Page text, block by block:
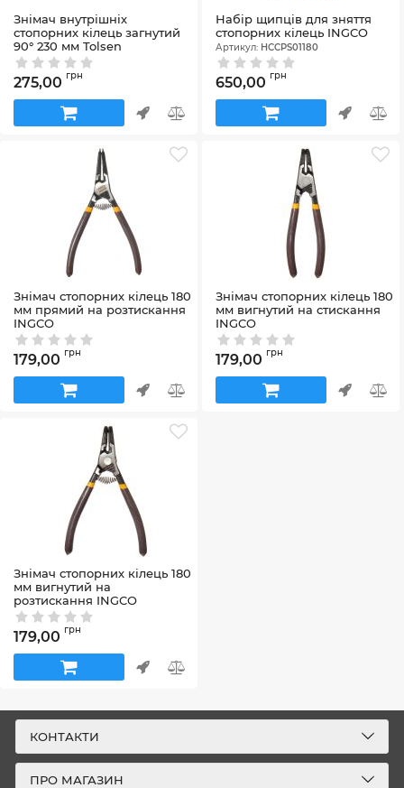
Знімач внутрішніх
стопорних кілець загнутий
90° 230 мм Tolsen
Артикул:42_10083
275,00 грн
Набір щипців для зняття
стопорних кілець INGCO
Артикул: HCCPS01180
650,00 грн
Знімач стопорних кілець 180
мм прямий на розтискання
INGCO
Артикул:000195987
179,00 грн
Знімач стопорних кілець 180
мм вигнутий на стискання
INGCO
Артикул:000195990
179,00 грн
Знімач стопорних кілець 180
мм вигнутий на
розтискання INGCO
Артикул:000195988
179,00 грн
КОНТАКТИ
ПРО МАГАЗИН